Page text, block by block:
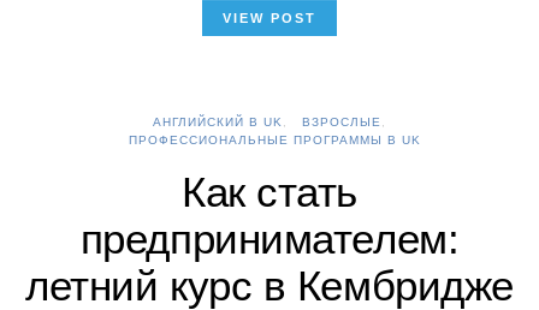
VIEW POST
АНГЛИЙСКИЙ В UK
ВЗРОСЛЫЕ
ПРОФЕССИОНАЛЬНЫЕ ПРОГРАММЫ В UK
Как стать
предпринимателем:
летний курс в Кембридже